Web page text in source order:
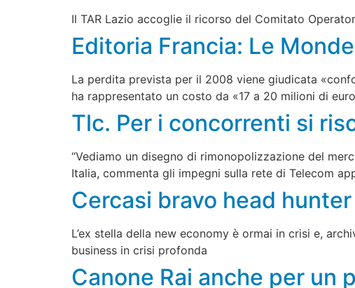
Il TAR Lazio accoglie il ricorso del Comitato
Editoria Francia: Le
La perdita prevista per il 2008 viene giudicata
ha rappresentato un costo da «17 a 20 milioni di
Tlc. Per i concorrenti si
“Vediamo un disegno di rimonopolizzazione del
Italia, commenta gli impegni sulla rete di Telecom
Cercasi bravo head
L’ex stella della new economy è ormai in crisi e,
business in crisi profonda
Canone Rai anche per un